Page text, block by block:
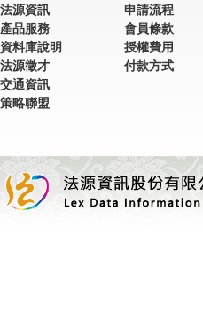
法源資訊
產品服務
資料庫說明
法源徵才
交通資訊
策略聯盟
申請流程
會員條款
授權費用
付款方式